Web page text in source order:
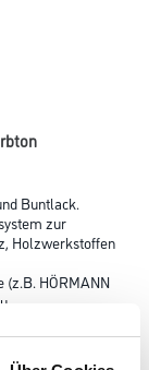
Buntlack.
zur
Holzwerkstoffen
HÖRMANN